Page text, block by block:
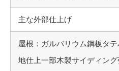
主な外部仕上げ
屋根：ガルバリウム鋼板タ
地仕上一部木製サイディング